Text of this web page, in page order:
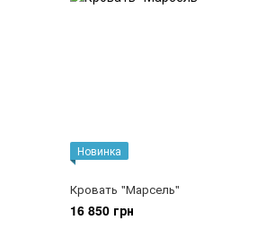
Новинка
Кровать "Марсель"
16 850 грн